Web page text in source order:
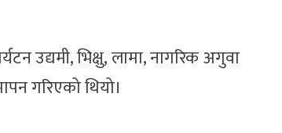
उद्यमी, भिक्षु, लामा, नागरिक अगुवा
गरिएको थियो।